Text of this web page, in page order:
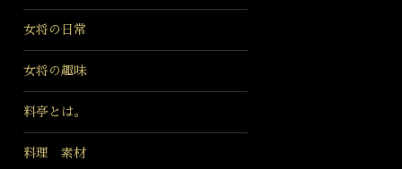
女将の日常
女将の趣味
料亭とは。
料理 素材